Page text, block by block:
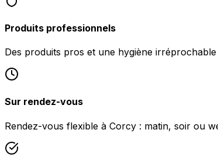
Produits professionnels
Des produits pros et une hygiène
Sur rendez-vous
Rendez-vous flexible à Corcy : matin, soir ou